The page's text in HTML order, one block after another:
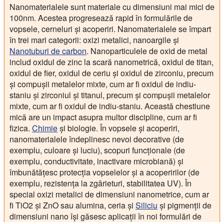
Nanomaterialele sunt materiale cu dimensiuni mai mici de
100nm. Acestea progresează rapid în formulările de
vopsele, cerneluri și acoperiri. Nanomaterialele se împart
în trei mari categorii: oxizi metalici, nanoargile și
Nanotuburi de carbon. Nanoparticulele de oxid de metal
includ oxidul de zinc la scară nanometrică, oxidul de titan,
oxidul de fier, oxidul de ceriu și oxidul de zirconiu, precum
și compușii metalelor mixte, cum ar fi oxidul de indiu-
staniu și zirconiul și titanul, precum și compușii metalelor
mixte, cum ar fi oxidul de indiu-staniu. Această chestiune
mică are un impact asupra multor discipline, cum ar fi
fizica. Chimieși biologie. În vopsele și acoperiri,
nanomaterialele îndeplinesc nevoi decorative (de
exemplu, culoare și luciu), scopuri funcționale (de
exemplu, conductivitate, inactivare microbiană) și
îmbunătățesc protecția vopselelor și a acoperirilor (de
exemplu, rezistența la zgârieturi, stabilitatea UV). În
special oxizi metalici de dimensiuni nanometrice, cum ar
fi TiO2 și ZnO sau alumina, ceria și Siliciu și pigmenții de
dimensiuni nano își găsesc aplicații în noi formulări de